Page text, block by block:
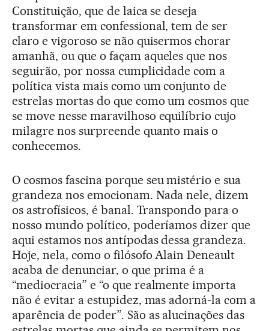
Constituição, que de laica se deseja
transformar em confessional, tem de ser
claro e vigoroso se não quisermos chorar
amanhã, ou que o façam aqueles que nos
seguirão, por nossa cumplicidade com a
política vista mais como um conjunto de
estrelas mortas do que como um cosmos que
se move nesse maravilhoso equilíbrio cujo
milagre nos surpreende quanto mais o
conhecemos.
O cosmos fascina porque seu mistério e sua
grandeza nos emocionam. Nada nele, dizem
os astrofísicos, é banal. Transpondo para o
nosso mundo político, poderíamos dizer que
aqui estamos nos antípodas dessa grandeza.
Hoje, nela, como o filósofo Alain Deneault
acaba de denunciar, o que prima é a
“mediocracia” e “o que realmente importa
não é evitar a estupidez, mas adorná-la com a
aparência de poder”. São as alucinações das